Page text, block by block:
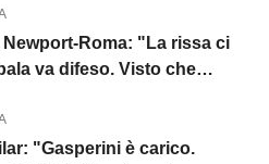
Roma: "La rissa ci
va difeso. Visto che
"Gasperini è carico.